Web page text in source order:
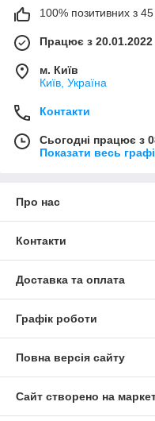
100% позитивних з 45
Працює з 20.01.2022
м. Київ
Київ, Україна
Контакти
Сьогодні працює з
Показати весь
Про нас
Контакти
Доставка та оплата
Графік роботи
Повна версія сайту
Сайт створено на